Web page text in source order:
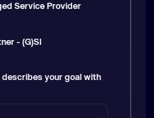
Service Provider
- (G)SI
your goal with